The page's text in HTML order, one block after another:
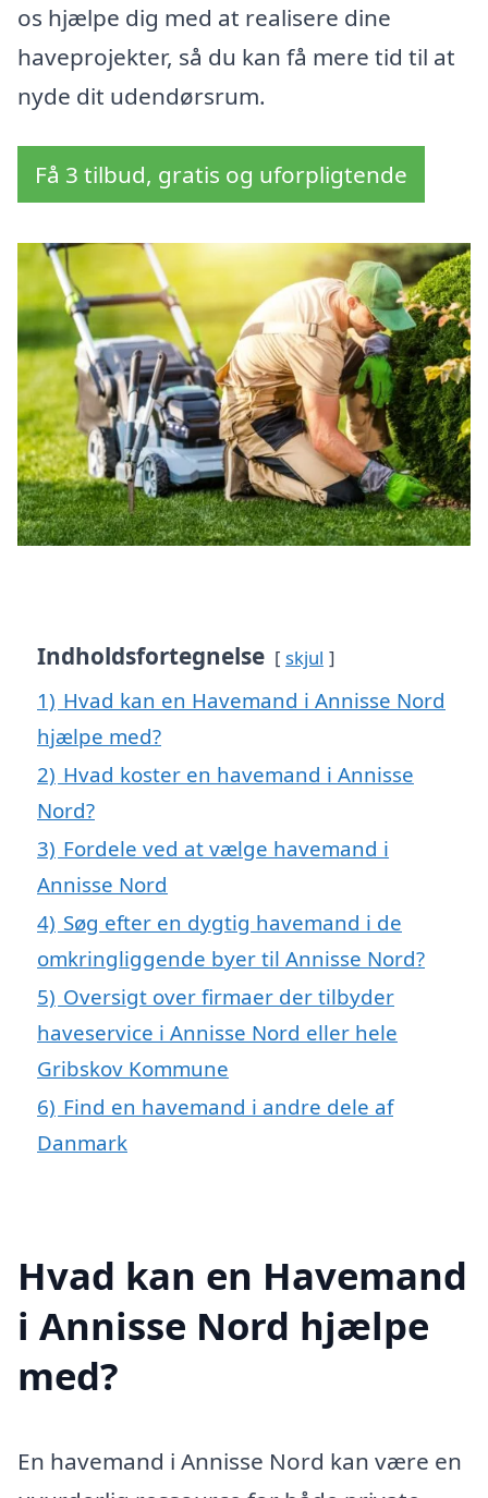
os hjælpe dig med at realisere dine
haveprojekter, så du kan få mere tid til at
nyde dit udendørsrum.
Få 3 tilbud, gratis og uforpligtende
Indholdsfortegnelse skjul
1) Hvad kan en Havemand i Annisse Nord
hjælpe med?
2) Hvad koster en havemand i Annisse
Nord?
3) Fordele ved at vælge havemand i
Annisse Nord
4) Søg efter en dygtig havemand i de
omkringliggende byer til Annisse Nord?
5) Oversigt over firmaer der tilbyder
haveservice i Annisse Nord eller hele
Gribskov Kommune
6) Find en havemand i andre dele af
Danmark
Hvad kan en Havemand
i Annisse Nord hjælpe
med?
En havemand i Annisse Nord kan være en